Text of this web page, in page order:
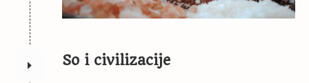
So i civilizacije